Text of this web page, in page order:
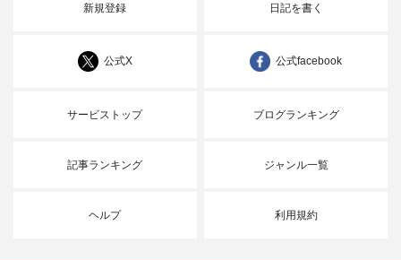
新規登録 日記を書く
公式X 公式facebook
サービストップ ブログランキング
記事ランキング ジャンル一覧
ヘルプ 利用規約